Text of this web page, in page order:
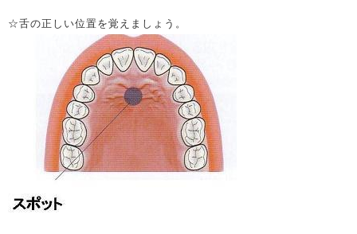
☆舌の正しい位置を覚えましょう。